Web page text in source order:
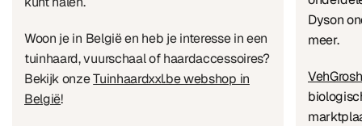
Woon je in België en heb je interesse in een
tuinhaard, vuurschaal of haardaccessoires?
Bekijk onzeTuinhaardxxl.be webshop in
België!
Dyson
meer.